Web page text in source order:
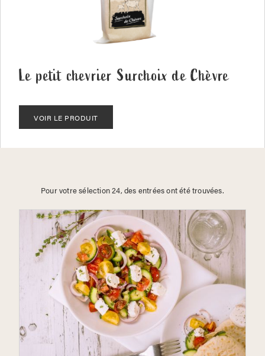
Le petit chevrier Surchoix de Chèvre
VOIR LE PRODUIT
Pour votre sélection 24, des entrées ont été trouvées.